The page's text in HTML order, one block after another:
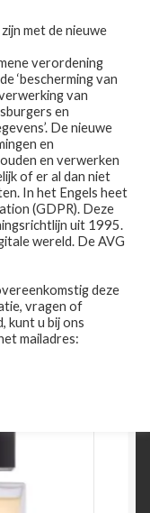
Menu
met de nieuwe
verordening
‘bescherming van
van
en
De nieuwe
en
en verwerken
of er al dan niet
In het Engels heet
(GDPR). Deze
uit 1995.
wereld. De AVG
deze
vragen of
kunt u bij ons
mailadres: